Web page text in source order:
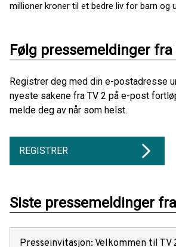
millioner kroner til et bedre liv for barn og
Følg pressemeldinger fra
Registrer deg med din e-postadresse
nyeste sakene fra TV 2 på e-post
melde deg av når som helst.
REGISTRER
Siste pressemeldinger
Presseinvitasjon: Velkommen til TV